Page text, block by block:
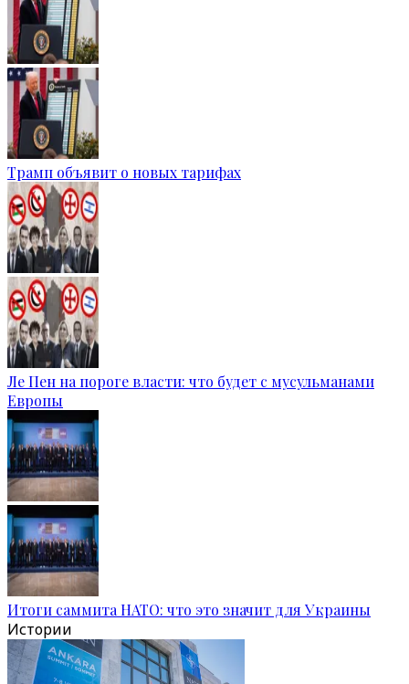
Трамп объявит о новых тарифах
Ле Пен на пороге власти: что будет с мусульманами
Европы
Итоги саммита НАТО: что это значит для Украины
Истории